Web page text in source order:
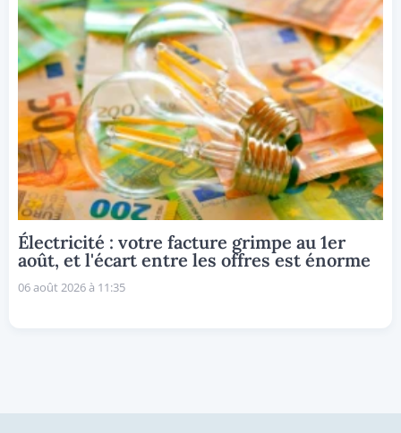
Électricité : votre facture grimpe au 1er
août, et l'écart entre les offres est énorme
06 août 2026 à 11:35